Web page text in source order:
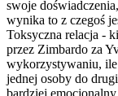
swoje
wynika to z czegoś
Toksyczna relacja -
przez Zimbardo za
wykorzystywaniu,
jednej osoby do